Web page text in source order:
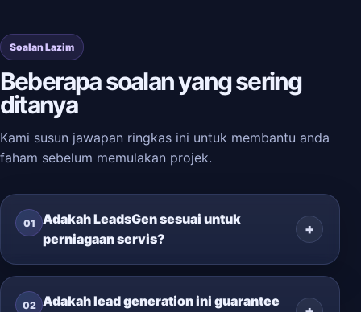
Soalan Lazim
Beberapa soalan yang sering
ditanya
Kami susun jawapan ringkas ini untuk membantu anda
faham sebelum memulakan projek.
01
Adakah LeadsGen sesuai untuk
perniagaan servis?
02 Adakah lead generation ini guarantee